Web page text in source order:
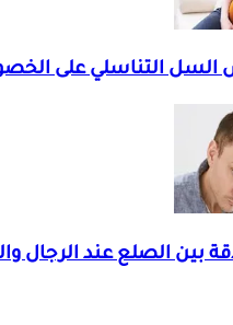
التناسلي على
بين الصلع عند الرجال